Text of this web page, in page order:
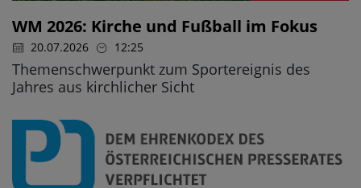
WM 2026: Kirche und Fußball im Fokus
20.07.2026 12:25
Themenschwerpunkt zum Sportereignis des
Jahres aus kirchlicher Sicht